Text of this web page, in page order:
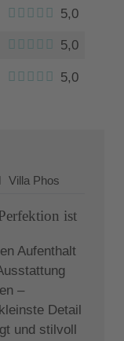
5,0
5,0
5,0
Villa Phos
ist
Aufenthalt
–
Detail
und stilvoll